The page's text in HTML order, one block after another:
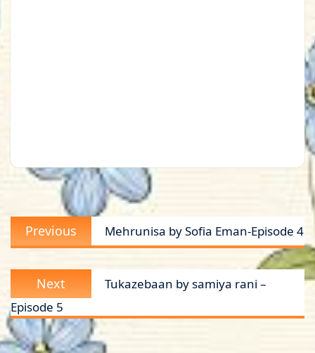
Post
navigation
Previous
post:
Mehrunisa by Sofia Eman-Episode 4
Next
post:
Tukazebaan by samiya rani –
Episode 5